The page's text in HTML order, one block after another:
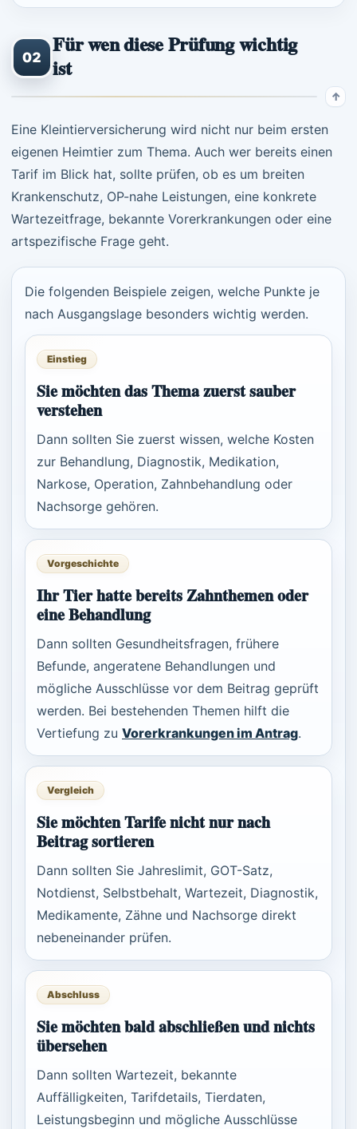
02
Für wen diese Prüfung wichtig
ist
Eine Kleintierversicherung wird nicht nur beim ersten
eigenen Heimtier zum Thema. Auch wer bereits einen
Tarif im Blick hat, sollte prüfen, ob es um breiten
Krankenschutz, OP-nahe Leistungen, eine konkrete
Wartezeitfrage, bekannte Vorerkrankungen oder eine
artspezifische Frage geht.
Die folgenden Beispiele zeigen, welche Punkte je
nach Ausgangslage besonders wichtig werden.
Einstieg
Sie möchten das Thema zuerst sauber
verstehen
Dann sollten Sie zuerst wissen, welche Kosten
zur Behandlung, Diagnostik, Medikation,
Narkose, Operation, Zahnbehandlung oder
Nachsorge gehören.
Vorgeschichte
Ihr Tier hatte bereits Zahnthemen oder
eine Behandlung
Dann sollten Gesundheitsfragen, frühere
Befunde, angeratene Behandlungen und
mögliche Ausschlüsse vor dem Beitrag geprüft
werden. Bei bestehenden Themen hilft die
Vertiefung zu Vorerkrankungen im Antrag.
Vergleich
Sie möchten Tarife nicht nur nach
Beitrag sortieren
Dann sollten Sie Jahreslimit, GOT-Satz,
Notdienst, Selbstbehalt, Wartezeit, Diagnostik,
Medikamente, Zähne und Nachsorge direkt
nebeneinander prüfen.
Abschluss
Sie möchten bald abschließen und nichts
übersehen
Dann sollten Wartezeit, bekannte
Auffälligkeiten, Tarifdetails, Tierdaten,
Leistungsbeginn und mögliche Ausschlüsse